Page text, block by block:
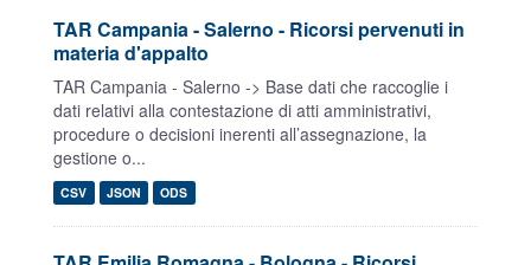
TAR Campania - Salerno - Ricorsi pervenuti in
materia d'appalto
TAR Campania - Salerno -> Base dati che raccoglie i
dati relativi alla contestazione di atti amministrativi,
procedure o decisioni inerenti all’assegnazione, la
gestione o...
CSV JSON ODS